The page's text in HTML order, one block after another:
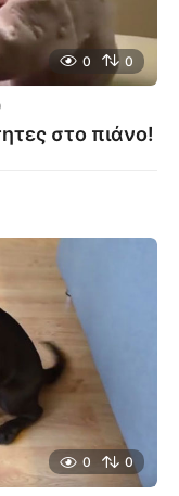
0 0
στο πιάνο!
0 0